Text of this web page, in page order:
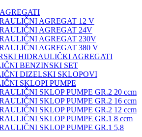
AGREGAT 12 V
AGREGAT 24V
AGREGAT 230V
AGREGAT 380 V
HIDRAULIČKI AGREGATI
BENZINSKI SET
DIZELSKI SKLOPOVI
SKLOPI PUMPE
SKLOP PUMPE GR.2 20 ccm
SKLOP PUMPE GR.2 16 ccm
SKLOP PUMPE GR.2 12 ccm
SKLOP PUMPE GR.1 8 ccm
SKLOP PUMPE GR.1 5,8